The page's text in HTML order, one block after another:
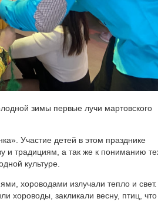
зимы первые лучи мартовского
Участие детей в этом празднике
и традициям, а так же к пониманию
культуре.
хороводами излучали тепло и свет.
хороводы, закликали весну, птиц, что